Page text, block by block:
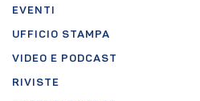
EVENTI
UFFICIO STAMPA
VIDEO E PODCAST
RIVISTE